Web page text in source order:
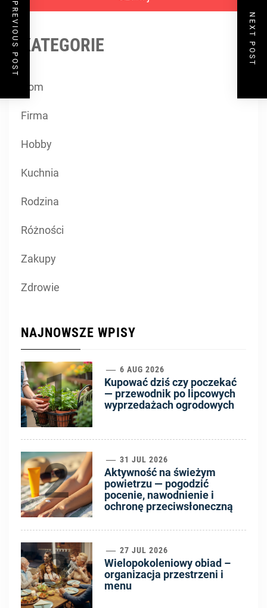
PREVIOUS POST NEXT POST
KATEGORIE
Dom
Firma
Hobby
Kuchnia
Rodzina
Różności
Zakupy
Zdrowie
NAJNOWSZE WPISY
1 6 AUG 2026
Kupować dziś czy poczekać
— przewodnik po lipcowych
wyprzedażach ogrodowych
2 31 JUL 2026
Aktywność na świeżym
powietrzu — pogodzić
pocenie, nawodnienie i
ochronę przeciwsłoneczną
3 27 JUL 2026
Wielopokoleniowy obiad –
organizacja przestrzeni i
menu